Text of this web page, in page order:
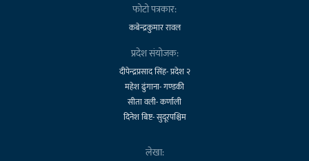
फोटो पत्रकार:
कबेन्द्रकुमार रावल
प्रदेश संयोजक:
दीपेन्द्रप्रसाद सिंह- प्रदेश २
महेश ढुंगाना- गण्डकी
सीता वली- कर्णाली
दिनेश बिष्ट- सुदूरपश्चिम
लेखा: